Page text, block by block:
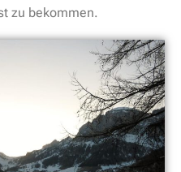
zu bekommen.